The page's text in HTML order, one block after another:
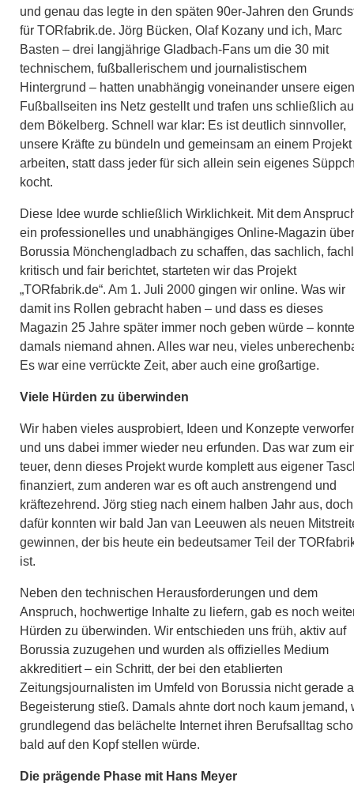
und genau das legte in den späten 90er-Jahren den
für TORfabrik.de. Jörg Bücken, Olaf Kozany und ich, Marc
Basten – drei langjährige Gladbach-Fans um die 30 mit
technischem, fußballerischem und journalistischem
Hintergrund – hatten unabhängig voneinander unsere
Fußballseiten ins Netz gestellt und trafen uns schließlich
dem Bökelberg. Schnell war klar: Es ist deutlich sinnvoller,
unsere Kräfte zu bündeln und gemeinsam an einem Projekt
arbeiten, statt dass jeder für sich allein sein eigenes
kocht.
Diese Idee wurde schließlich Wirklichkeit. Mit dem
ein professionelles und unabhängiges Online-Magazin über
Borussia Mönchengladbach zu schaffen, das sachlich,
kritisch und fair berichtet, starteten wir das Projekt
„TORfabrik.de“. Am 1. Juli 2000 gingen wir online. Was wir
damit ins Rollen gebracht haben – und dass es dieses
Magazin 25 Jahre später immer noch geben würde – konnte
damals niemand ahnen. Alles war neu, vieles
Es war eine verrückte Zeit, aber auch eine großartige.
Viele Hürden zu überwinden
Wir haben vieles ausprobiert, Ideen und Konzepte
und uns dabei immer wieder neu erfunden. Das war zum
teuer, denn dieses Projekt wurde komplett aus eigener
finanziert, zum anderen war es oft auch anstrengend und
kräftezehrend. Jörg stieg nach einem halben Jahr aus, doch
dafür konnten wir bald Jan van Leeuwen als neuen
gewinnen, der bis heute ein bedeutsamer Teil der
ist.
Neben den technischen Herausforderungen und dem
Anspruch, hochwertige Inhalte zu liefern, gab es noch
Hürden zu überwinden. Wir entschieden uns früh, aktiv auf
Borussia zuzugehen und wurden als offizielles Medium
akkreditiert – ein Schritt, der bei den etablierten
Zeitungsjournalisten im Umfeld von Borussia nicht gerade
Begeisterung stieß. Damals ahnte dort noch kaum jemand,
grundlegend das belächelte Internet ihren Berufsalltag
bald auf den Kopf stellen würde.
Die prägende Phase mit Hans Meyer